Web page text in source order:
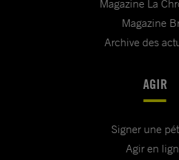
Magazine La
Magazine
Archive des
AGIR
Signer une
Agir en